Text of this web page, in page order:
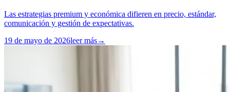
Las estrategias premium y económica difieren en precio, estándar,
comunicación y gestión de expectativas.
19 de mayo de 2026leer más→